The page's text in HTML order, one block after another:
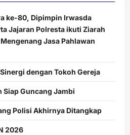
ke-80, Dipimpin Irwasda
Jajaran Polresta ikuti Ziarah
Jasa Pahlawan
dengan Tokoh Gereja
Siap Guncang Jambi
Polisi Akhirnya Ditangkap
2026